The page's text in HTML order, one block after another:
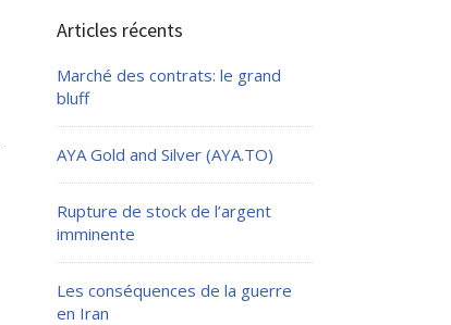
Articles récents
Marché des contrats: le grand
bluff
AYA Gold and Silver (AYA.TO)
Rupture de stock de l’argent
imminente
Les conséquences de la guerre
en Iran